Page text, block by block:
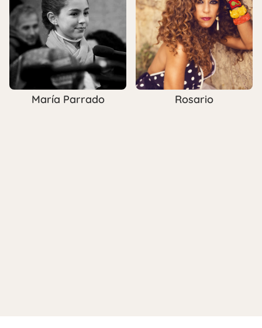
María Parrado Rosario